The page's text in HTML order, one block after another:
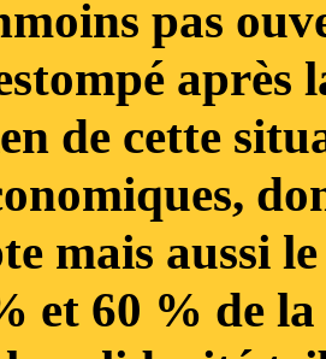
pas
de cette
mais aussi
et 60 % de